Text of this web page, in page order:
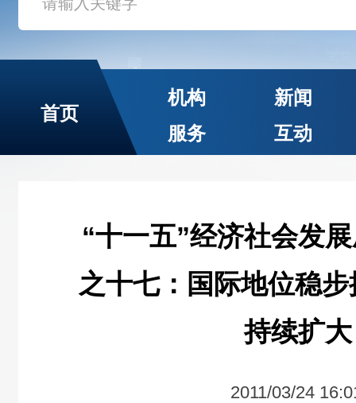
首页
机构
新闻
服务
互动
“十一五”经济社会发
之十七：国际地位稳
持续扩大
2011/03/24